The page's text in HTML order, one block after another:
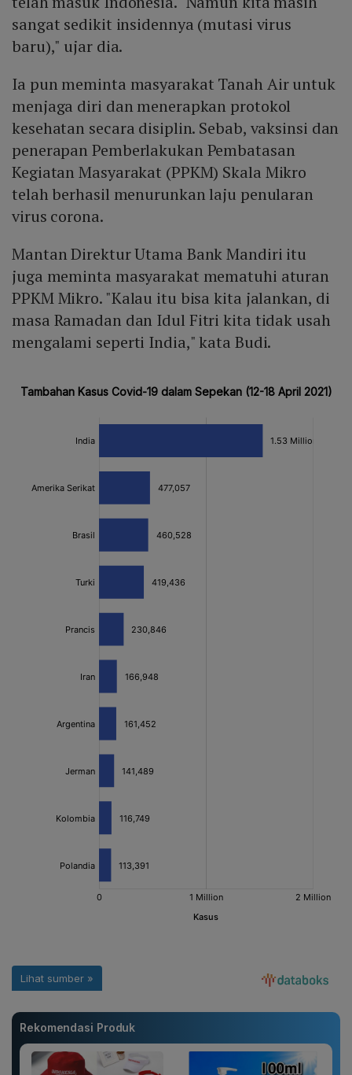
sangat sedikit insidennya (mutasi virus
baru)," ujar dia.
Ia pun meminta masyarakat Tanah Air untuk
menjaga diri dan menerapkan protokol
kesehatan secara disiplin. Sebab, vaksinsi dan
penerapan Pemberlakukan Pembatasan
Kegiatan Masyarakat (PPKM) Skala Mikro
telah berhasil menurunkan laju penularan
virus corona.
Mantan Direktur Utama Bank Mandiri itu
juga meminta masyarakat mematuhi aturan
PPKM Mikro. "Kalau itu bisa kita jalankan, di
masa Ramadan dan Idul Fitri kita tidak usah
mengalami seperti India," kata Budi.
Rekomendasi Produk